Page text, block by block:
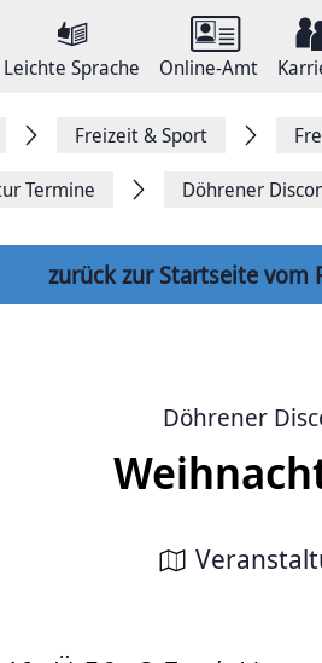
Leichte Sprache Online-Amt
Freizeit & Sport
Termine Döhrener
zurück zur Startseite vom
Döhrener